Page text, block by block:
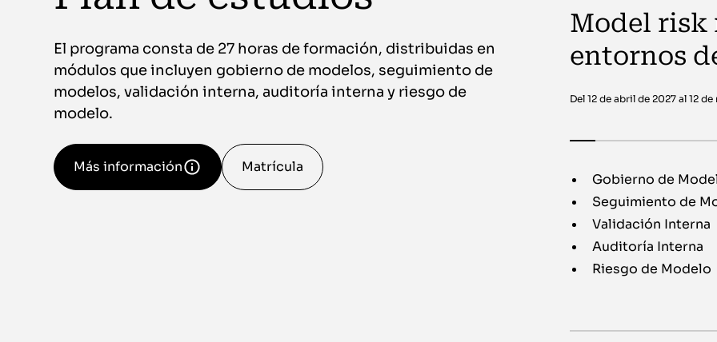
El programa consta de 27 horas de formación, distribuidas en
módulos que incluyen gobierno de modelos, seguimiento de
modelos, validación interna, auditoría interna y riesgo de
modelo.
Más información Matrícula
Model risk
entornos
Del 12 de abril de 2027 al 12
Gobierno de
Seguimiento de
Validación Interna
Auditoría Interna
Riesgo de Modelo